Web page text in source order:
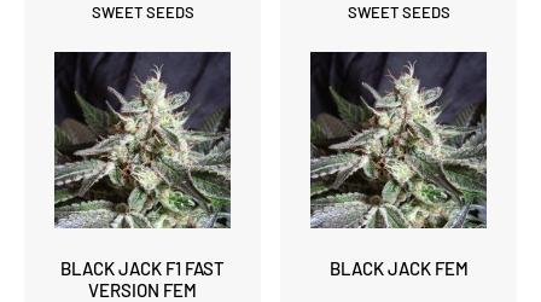
SWEET SEEDS
BLACK JACK F1 FAST
VERSION FEM
SWEET SEEDS
BLACK JACK FEM